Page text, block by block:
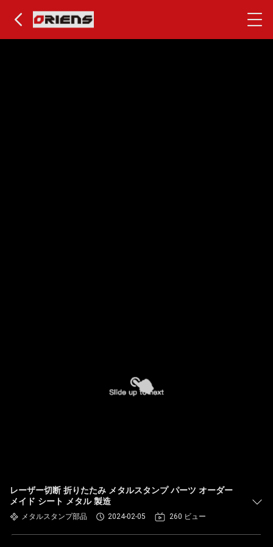
レーザー切断 折りたたみ メタルスタンプ パーツ オーダー
メイド シート メタル 製造
メタルスタンプ部品 2024-02-05 260 ビュー